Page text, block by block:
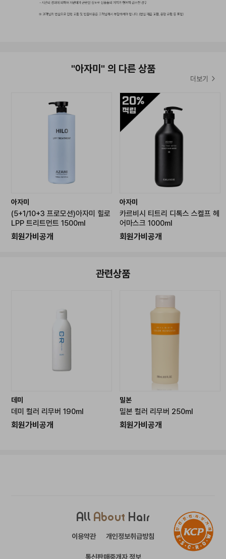
재고 소진 시 별도의 안내없이 종료될 수 있습니다.*
-------------------------------------------------
"아자미" 의 다른 상품
더보기
아자미
(5+1/10+3 프로모션)아자미 힐로
LPP 트리트먼트 1500ml
회원가비공개
아자미
카르비시 티트리 디톡스 스켈프 헤
어마스크 1000ml
회원가비공개
관련상품
데미
데미 컬러 리무버 190ml
회원가비공개
밀본
밀본 컬러 리무버 250ml
회원가비공개
All About Hair
이용약관 개인정보취급방침
통신판매중개자 정보